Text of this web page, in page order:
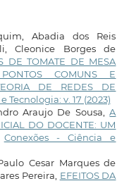
Abadia dos Reis
Cleonice Borges de
DE TOMATE DE MESA
COMUNS E
DE REDES DE
Tecnologia: v. 17 (2023)
Araujo De Sousa,A
DO DOCENTE: UM
Conexões - Ciência e
Cesar Marques de
Pereira, EFEITOS DA